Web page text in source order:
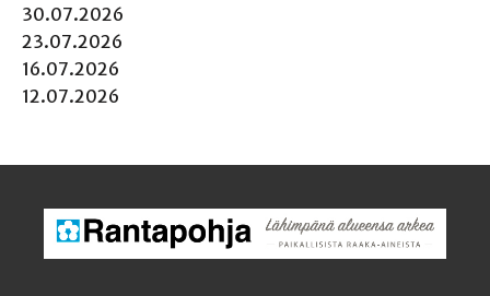
30.07.2026
23.07.2026
16.07.2026
12.07.2026